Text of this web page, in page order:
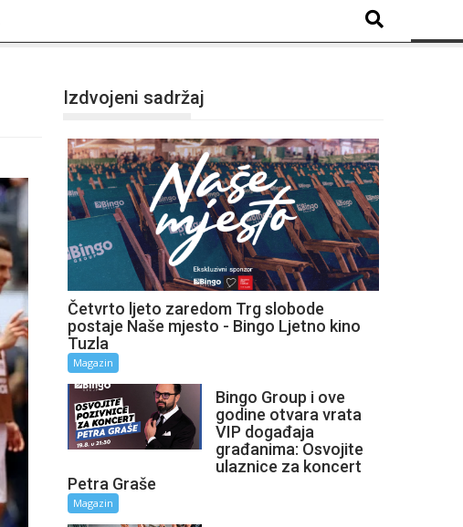
Izdvojeni sadržaj
Četvrto ljeto zaredom Trg slobode
postaje Naše mjesto - Bingo Ljetno kino
Tuzla
Magazin
Bingo Group i ove
godine otvara vrata
VIP događaja
građanima: Osvojite
ulaznice za koncert
Petra Graše
Magazin